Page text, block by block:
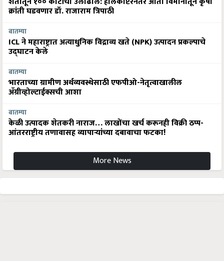
क्रांती घडवणार डॉ. राजाराम त्रिपाठी
बातम्या
ICL ने महाराष्ट्रात अत्याधुनिक विद्राव्य खते (NPK) उत्पादन प्रकल्पाचे
उद्घाटन केले
बातम्या
भारताच्या ग्रामीण अर्थव्यवस्थेसाठी एफपीओ-नेतृत्वाखालील
अ‍ॅग्रीव्होल्टाईक्सची आशा
बातम्या
केळी उत्पादक शेतकरी नाराज… लाखोंचा खर्च करूनही विक्री ठप्प-
आंतरराष्ट्रीय तणावासह व्यापाऱ्यांच्या दबावाचा फटका!
More News